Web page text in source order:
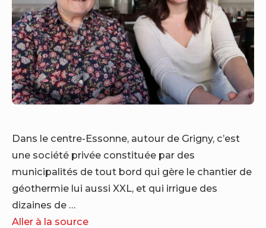
Dans le centre-Essonne, autour de Grigny, c’est
une société privée constituée par des
municipalités de tout bord qui gère le chantier de
géothermie lui aussi XXL, et qui irrigue des
dizaines de …
Aller à la source